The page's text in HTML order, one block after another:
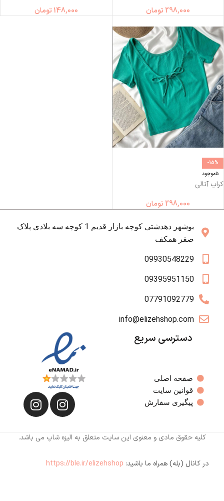
298,000 تومان
148,000 تومان
-15%
ناموجود
کراپ آنالی
298,000 تومان
بوشهر دهدشتی کوچه بازار قدیم 1 کوچه سه بلادی پلاک
صفر همکف
09930548229
09395951150
07791092779
info@elizehshop.com
دسترسی سریع
صفحه اصلی
قوانین سایت
پیگیری سفارش
کلیه حقوق مادی و معنوی این سایت متعلق به الیزه شاپ می باشد.
در کانال (بله) همراه ما باشید: https://ble.ir/elizehshop